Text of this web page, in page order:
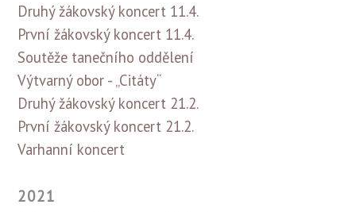
Druhý žákovský koncert 11.4.
První žákovský koncert 11.4.
Soutěže tanečního oddělení
Výtvarný obor - „Citáty“
Druhý žákovský koncert 21.2.
První žákovský koncert 21.2.
Varhanní koncert
2021